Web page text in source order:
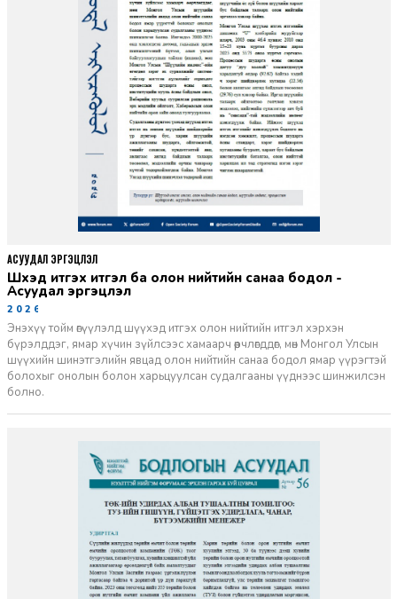
Шүүхэд итгэх итгэл ба олон нийтийн санаа бодол -
Асуудал эргэцүүлэл
2026-06-11
Энэхүү тойм өгүүлэлд шүүхэд итгэх олон нийтийн итгэл хэрхэн
бүрэлддэг, ямар хүчин зүйлсээс хамаарч өөрчлөгддөг, мөн Монгол Улсын
шүүхийн шинэтгэлийн явцад олон нийтийн санаа бодол ямар үүрэгтэй
болохыг онолын болон харьцуулсан судалгааны үүднээс шинжилсэн
болно.
АСУУДАЛ ЭРГЭЦҮҮЛЭЛ